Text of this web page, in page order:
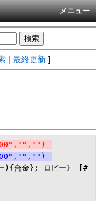
メニュー
最終更新 ]
){合金}; ロビー》 [#